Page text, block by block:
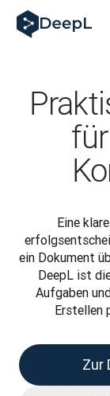
DeepL für
DeepL
Was bedeutet
Aufbau der
Von
Building an
Eine
ein Dokument
DeepL ist
Aufgaben
Erstellen
Zur